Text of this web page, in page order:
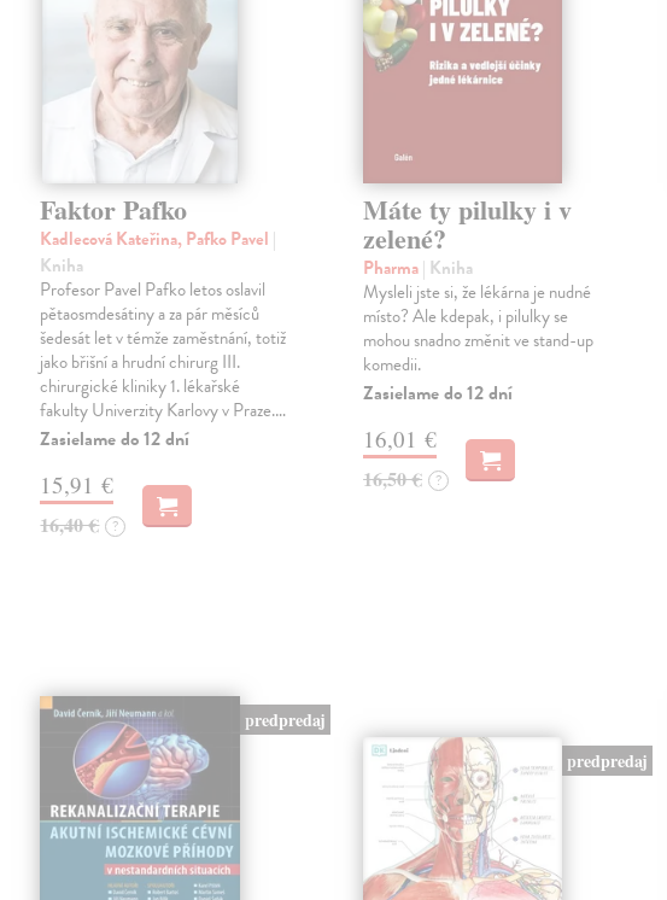
Faktor Pafko
Kadlecová Kateřina, Pafko Pavel |
Kniha
Profesor Pavel Pafko letos oslavil
pětaosmdesátiny a za pár měsíců
šedesát let v témže zaměstnání, totiž
jako břišní a hrudní chirurg III.
chirurgické kliniky 1. lékařské
fakulty Univerzity Karlovy v Praze.…
Zasielame do 12 dní
15,91 €
16,40 € ?
Máte ty pilulky i v
zelené?
Pharma| Kniha
Mysleli jste si, že lékárna je nudné
místo? Ale kdepak, i pilulky se
mohou snadno změnit ve stand-up
komedii.
Zasielame do 12 dní
16,01 €
16,50 € ?
predpredaj
predpredaj